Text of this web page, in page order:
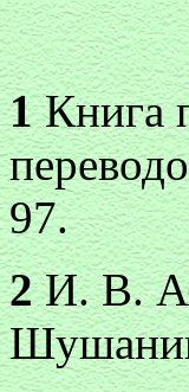
1Книга
97.
2И. В.